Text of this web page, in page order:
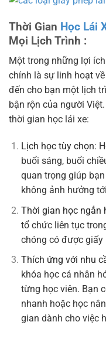
Thời Gian Học Lái
Mọi Lịch Trình :
Một trong những lợi
chính là sự linh hoạt
đến cho bạn một lịch
bận rộn của người
thời gian học lái xe:
Lịch học tùy chọn:
buổi sáng, buổi
quan trọng giúp
không ảnh hưởng
Thời gian học ngắn
tổ chức liên tục
chóng có được giấy
Thích ứng với nhu
khóa học cá nhân
từng học viên. Bạn
nhanh hoặc học
gian dành cho việc